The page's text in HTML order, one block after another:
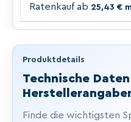
Ratenkauf ab 25,43 €
Produktdetails
Technische Daten
Finde die wichtigsten